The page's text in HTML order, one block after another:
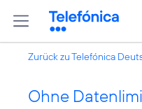
Zurück zu Telefónica
Ohne